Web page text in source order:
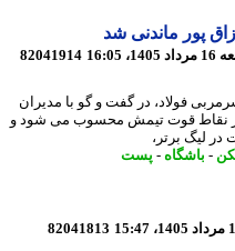
ماندنی شد
82041914
سرمربی فولاد، در گفت و گو با مدیران
قوت تیمش محسوب می شود و
برتر،
باشگاه-پست
82041813